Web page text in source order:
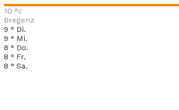
10 °c
Bregenz
9 ° Di.
9 ° Mi.
8 ° Do.
8 ° Fr.
8 ° Sa.